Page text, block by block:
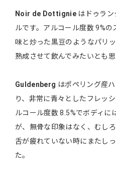
Noir de Dottignieはドゥラン
ルです。アルコール度数 9%
味と炒った黒豆のようなパリ
熟成させて飲んでみたいとも思
Guldenberg はポペリング産
り、非常に青々としたフレッ
ルコール度数 8.5%でボディに
が、無骨な印象はなく、むし
舌が疲れていない時にまたし
た。